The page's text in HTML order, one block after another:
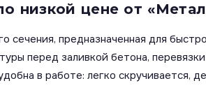
низкой цене от
сечения, предназначенная для
перед заливкой бетона,
в работе: легко скручивается,